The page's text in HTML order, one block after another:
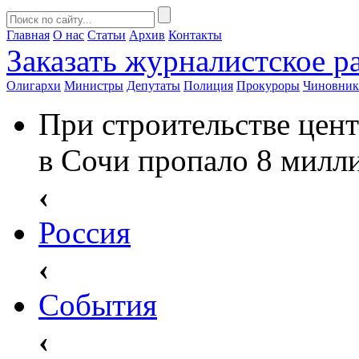
Главная О нас Статьи Архив Контакты
Заказать журналистское
Олигархи Министры Депутаты Полиция Прокуроры
При строительстве
в Сочи пропало 8
‹
Россия
‹
События
‹